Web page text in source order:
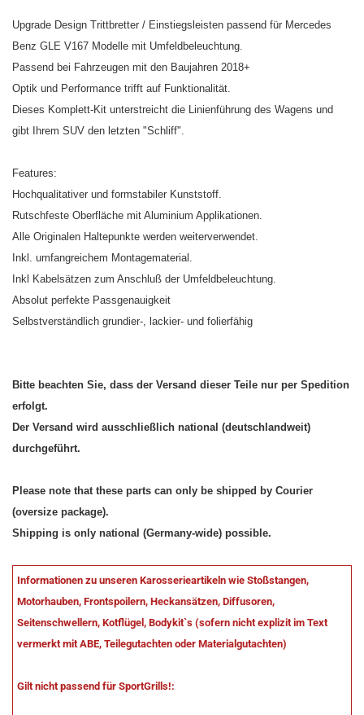
Upgrade Design Trittbretter / Einstiegsleisten passend für Mercedes
Benz GLE V167 Modelle mit Umfeldbeleuchtung.
Passend bei Fahrzeugen mit den Baujahren 2018+
Optik und Performance trifft auf Funktionalität.
Dieses Komplett-Kit unterstreicht die Linienführung des Wagens und
gibt Ihrem SUV den letzten "Schliff".
Features:
Hochqualitativer und formstabiler Kunststoff.
Rutschfeste Oberfläche mit Aluminium Applikationen.
Alle Originalen Haltepunkte werden weiterverwendet.
Inkl. umfangreichem Montagematerial.
Inkl Kabelsätzen zum Anschluß der Umfeldbeleuchtung.
Absolut perfekte Passgenauigkeit
Selbstverständlich grundier-, lackier- und folierfähig
Bitte beachten Sie, dass der Versand dieser Teile nur per Spedition
erfolgt.
Der Versand wird ausschließlich national (deutschlandweit)
durchgeführt.
Please note that these parts can only be shipped by Courier
(oversize package).
Shipping is only national (Germany-wide) possible.
Informationen zu unseren Karosserieartikeln wie Stoßstangen,
Motorhauben, Frontspoilern, Heckansätzen, Diffusoren,
Seitenschwellern, Kotflügel, Bodykit`s (sofern nicht explizit im Text
vermerkt mit ABE, Teilegutachten oder Materialgutachten)
Gilt nicht passend für SportGrills!: